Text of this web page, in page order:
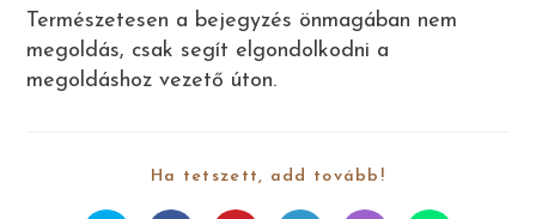
Természetesen a bejegyzés önmagában nem
megoldás, csak segít elgondolkodni a
megoldáshoz vezető úton.
Ha tetszett, add tovább!